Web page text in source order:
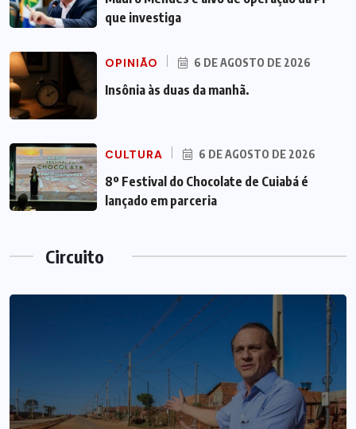
que investiga
OPINIÃO 6 DE AGOSTO DE 2026
Insônia às duas da manhã.
CULTURA 6 DE AGOSTO DE 2026
8º Festival do Chocolate de Cuiabá é
lançado em parceria
Circuito